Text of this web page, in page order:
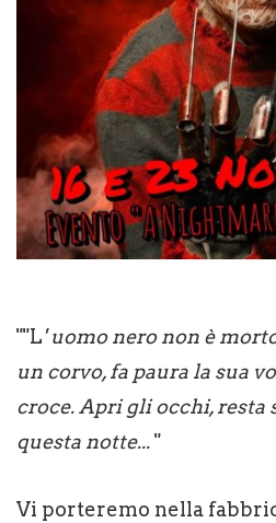
""L' uomo nero non è
un corvo, fa paura la sua
croce. Apri gli occhi, resta
questa notte..."
Vi porteremo nella